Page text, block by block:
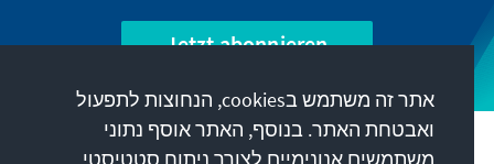
Jetzt abonnieren
אתר זה משתמש בcookies, הנחוצות לתפעול
ואבטחת האתר. בנוסף, האתר אוסף נתוני
משתמשים אנונימיים לצורך ניתוח סטטיסטי